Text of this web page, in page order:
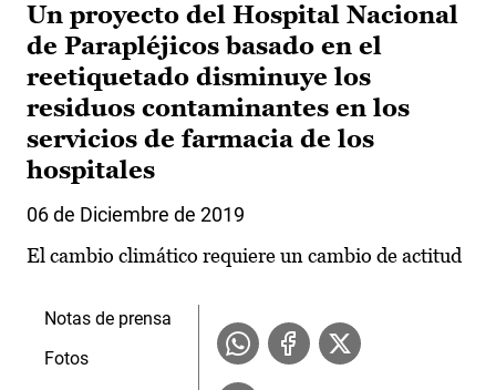
Un proyecto del Hospital Nacional
de Parapléjicos basado en el
reetiquetado disminuye los
residuos contaminantes en los
servicios de farmacia de los
hospitales
06 de Diciembre de 2019
El cambio climático requiere un cambio de actitud
Notas de prensa
Fotos